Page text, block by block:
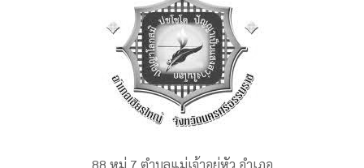
88 หมู่ 7 ตำบลแม่เจ้าอยู่หัว อำเภอ